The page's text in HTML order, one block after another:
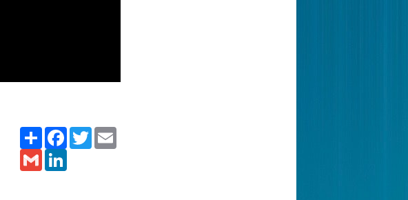
Paylaş FacebookTwitter
Gmail